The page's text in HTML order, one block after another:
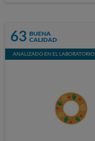
63 BUENA
CALIDAD
ANALIZADO EN EL LABORATORIO